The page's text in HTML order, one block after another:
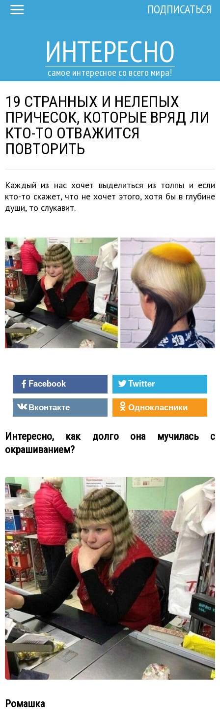
ИНТЕРЕСНО
самое интересное со всего мира!
ПОДПИСАТЬСЯ
19 СТРАННЫХ И НЕЛЕПЫХ
ПРИЧЕСОК, КОТОРЫЕ ВРЯД ЛИ
КТО-ТО ОТВАЖИТСЯ
ПОВТОРИТЬ
Каждый из нас хочет выделиться из толпы и если
кто-то скажет, что не хочет этого, хотя бы в глубине
души, то слукавит.
Facebook
Twitter
Вконтакте
Однокласники
Интересно, как долго она мучилась с
окрашиванием?
Ромашка